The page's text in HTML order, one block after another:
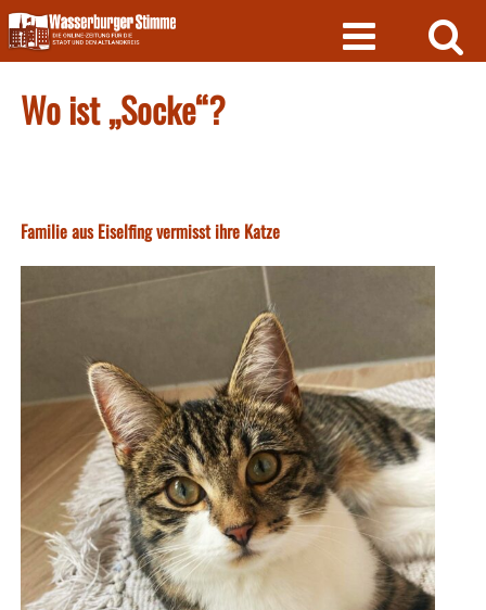
Skip
to
content
Wo ist „Socke“?
Familie aus Eiselfing vermisst ihre Katze